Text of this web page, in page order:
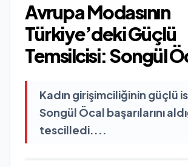
Avrupa Modasının
Türkiye’deki Güçlü
Temsilcisi: Songül
Kadın girişimciliğinin güçlü
Songül Öcal başarılarını
tescilledi....